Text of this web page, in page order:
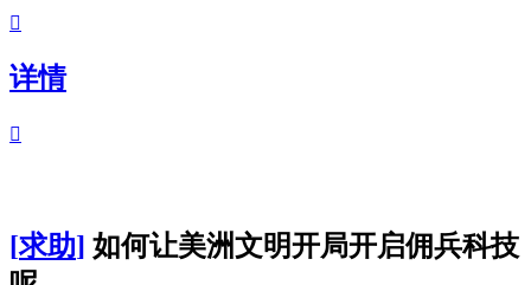

详情

[求助] 如何让美洲文明开局开启佣兵科技